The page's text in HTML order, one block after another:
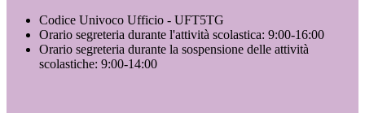
Codice Univoco Ufficio - UFT5TG
Orario segreteria durante l'attività scolastica: 9:00-16:00
Orario segreteria durante la sospensione delle attività
scolastiche: 9:00-14:00